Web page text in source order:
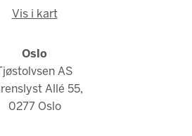
Vis i kart
Oslo
Tjøstolvsen AS
Allé 55,
0277 Oslo